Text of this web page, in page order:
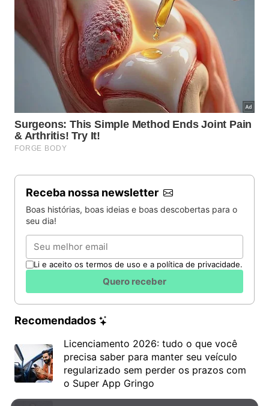
Receba nossa newsletter
Boas histórias, boas ideias e boas descobertas para o
seu dia!
Email
Li e aceito os termos de uso e a política de privacidade.
Quero receber
Recomendados
Licenciamento 2026: tudo o que você
precisa saber para manter seu veículo
regularizado sem perder os prazos com
o Super App Gringo